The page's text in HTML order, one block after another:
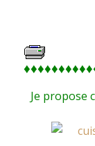
Je propose